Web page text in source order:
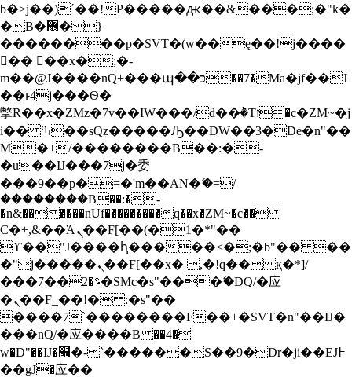
b�>j��)΄��!P�����ԫ��&���;�"k�
�B�޶�}
��������p�SVT�(w��ę��!j����
�� ��x�;�-
m��@J����nQ+���պ��כ��7�Ma�jf��J
��ͱ4j���Ѳ�
撆R��x�ZMz�7v��IW���/d��ٞ�Тז�c�ZM~�j
i�� ߒ��sQz�����Ԡ��DW��3�De�n"��
M�+/��������B��:�-
�u��IJ���7j�委
���9��p�=�'m��AN�ޭ�=/
��������B��:�-
�n&������nUf���������q��x�ZM~�c��
Ϲ�+,&��Ὰܢ��F[��(�1�*"��
ϒ��"J����ԧ�����<�;�b"�� ��
�"j�����ܢ��F[��x� ,�!q�� қ�*]/
���؝�2��7�SMc�s"���ޭ�DQ/�应
�ܢ��F_��!� :�s"��
����7`��������F��+�SVT�n"��IJ�
���nQ/�应����B ��4�
w�D"��IJ�׭�-`������S��9�Dr�ji��EJ߅
��gJ�应��
S
k
i
p
t
o
c
o
n
t
e
n
t